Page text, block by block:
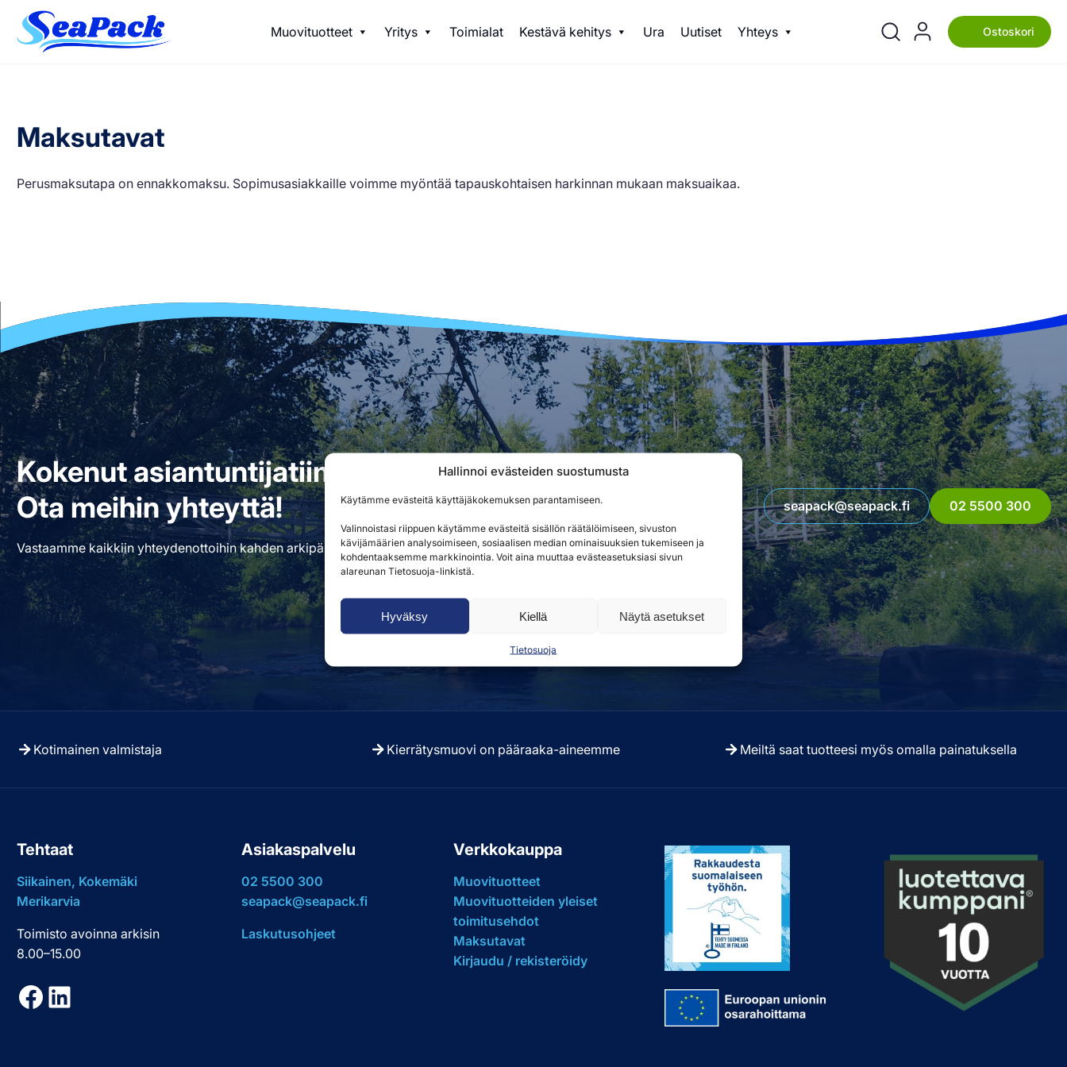
Hallinnoi evästeiden suostumusta
Käytämme evästeitä käyttäjäkokemuksen parantamiseen.
Valinnoistasi riippuen käytämme evästeitä sisällön räätälöimiseen, sivuston
kävijämäärien analysoimiseen, sosiaalisen median ominaisuuksien tukemiseen ja
kohdentaaksemme markkinointia. Voit aina muuttaa evästeasetuksiasi sivun
alareunan Tietosuoja-linkistä.
Hyväksy Kiellä Näytä asetukset
Tietosuoja
Muovituotteet Yritys Toimialat Kestävä kehitys Ura Uutiset Yhteys Ostoskori
Maksutavat
Perusmaksutapa on ennakkomaksu. Sopimusasiakkaille voimme myöntää tapauskohtaisen harkinnan mukaan maksuaikaa.
Kokenut asiantuntijatiimi apunasi.
Ota meihin yhteyttä!
Vastaamme kaikkiin yhteydenottoihin kahden arkipäivän kuluessa. Palvelemme arkisin klo 8.00–15.00.
seapack@seapack.fi 02 5500 300
Kotimainen valmistaja Kierrätysmuovi on pääraaka-aineemme Meiltä saat tuotteesi myös omalla painatuksella
Tehtaat
Siikainen, Kokemäki
Merikarvia
Toimisto avoinna arkisin
8.00–15.00
Facebook
LinkedIn
Asiakaspalvelu
02 5500 300
seapack@seapack.fi
Laskutusohjeet
Verkkokauppa
Muovituotteet
Muovituotteiden yleiset
toimitusehdot
Maksutavat
Kirjaudu / rekisteröidy